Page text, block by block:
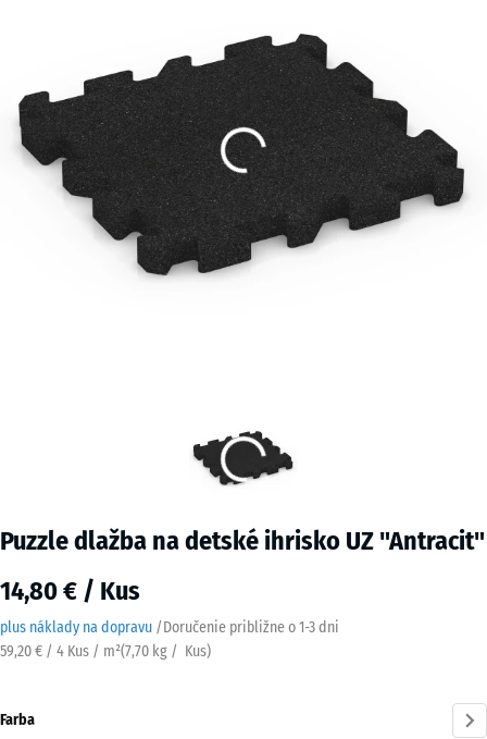
Puzzle dlažba na detské ihrisko UZ "Antracit"
14,80 € / Kus
plus náklady na dopravu /Doručenie približne o1-3 dni
59,20 € / 4 Kus / m²(7,70 kg / Kus)
Farba